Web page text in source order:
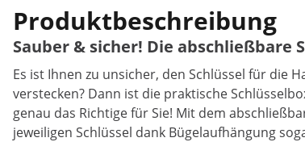
Produktbeschreibung
Sauber & sicher! Die abschließbare
Es ist Ihnen zu unsicher, den Schlüssel für die
verstecken? Dann ist die praktische
genau das Richtige für Sie! Mit dem
jeweiligen Schlüssel dank Bügelaufhängung